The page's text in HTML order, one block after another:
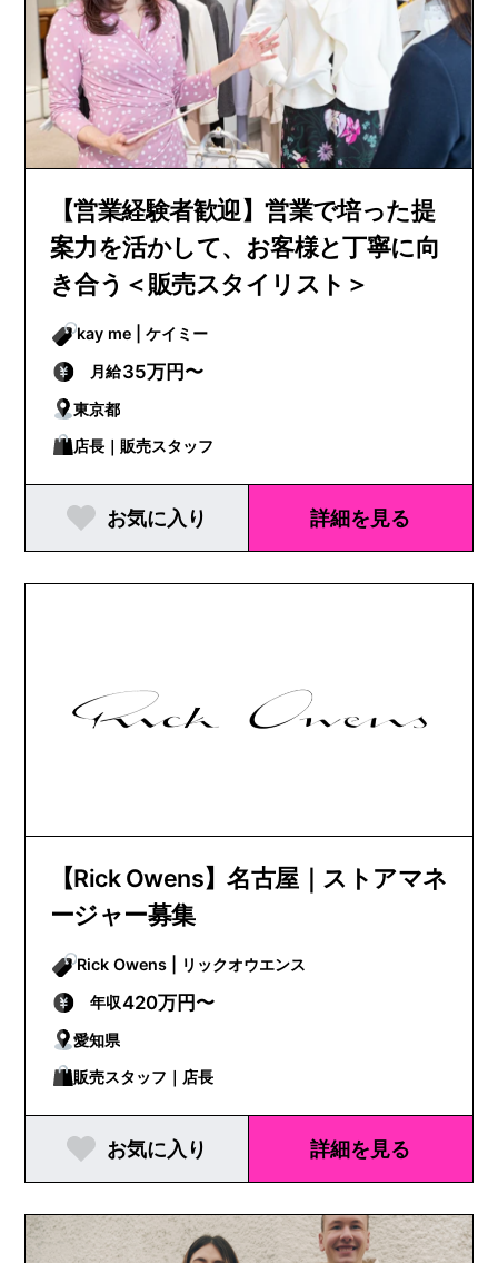
【営業経験者歓迎】営業で培った提
案力を活かして、お客様と丁寧に向
き合う＜販売スタイリスト＞
kay me | ケイミー
月給35万円〜
東京都
店長｜販売スタッフ
お気に入り 詳細を見る
【Rick Owens】名古屋｜ストアマネ
ージャー募集
Rick Owens | リックオウエンス
年収420万円〜
愛知県
販売スタッフ｜店長
お気に入り 詳細を見る